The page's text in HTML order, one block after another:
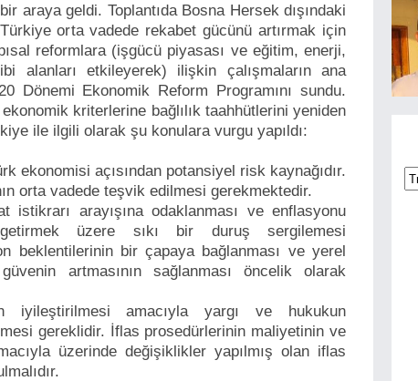
araya geldi. Toplantıda Bosna Hersek dışındaki
orta vadede rekabet gücünü artırmak için
reformlara (işgücü piyasası ve eğitim, enerji,
alanları etkileyerek) ilişkin çalışmaların ana
Dönemi Ekonomik Reform Programını sundu.
ekonomik kriterlerine bağlılık taahhütlerini yeniden
ile ilgili olarak şu konulara vurgu yapıldı:
ekonomisi açısından potansiyel risk kaynağıdır.
orta vadede teşvik edilmesi gerekmektedir.
istikrarı arayışına odaklanması ve enflasyonu
üzere sıkı bir duruş sergilemesi
beklentilerinin bir çapaya bağlanması ve yerel
artmasının sağlanması öncelik olarak
iyileştirilmesi amacıyla yargı ve hukukun
gereklidir. İflas prosedürlerinin maliyetinin ve
üzerinde değişiklikler yapılmış olan iflas